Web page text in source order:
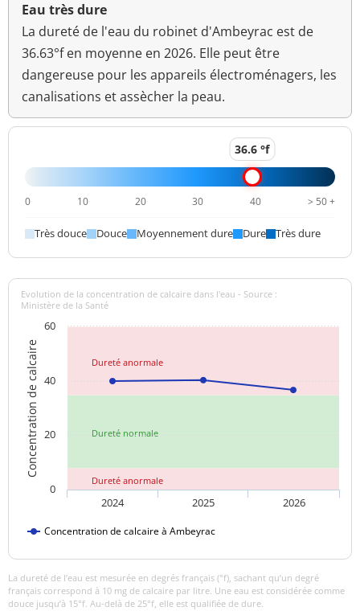
Bactéries coliformes
<1 n/(100mL) <=0 n/(100mL)
Bact. aér. revivifiables
à 22°-68h
2 n/mL
à 36°-44h
Magnésium 21,2 mg(Mg)/L
Ammonium (en NH4) <0,01 mg/L <=0,1 mg/L
unité pH
Saveur (qualitatif)
Sulfates 6,3 mg/L <=250 mg/L
Titre alcalimétrique
complet
Température de l'eau 14,8 °C <=25 °C
Titre hydrotimétrique 39,5 °f
Turbidité
Eau très dure
La dureté de l'eau du robinet d'Ambeyrac est de
36.63°f en moyenne en 2026. Elle peut être
dangereuse pour les appareils électroménagers, les
canalisations et assècher la peau.
36.6 °f
0 10 20 30 40 > 50 +
Très douce Douce Moyennement dure Dure Très dure
Dureté normale
Dureté anormale
Dureté anormale
Concentration de calcaire
Evolution de la concentration de calcaire dans l'eau - Source :
Ministère de la Santé
Concentration de calcaire à Ambeyrac
2024 2025 2026
0
20
40
60
La dureté de l’eau est mesurée en degrés français (°f), sachant qu’un degré
français correspond à 10 mg de calcaire par litre. Une eau est considérée comme
douce jusqu’à 15°f. Au-delà de 25°f, elle est qualifiée de dure.